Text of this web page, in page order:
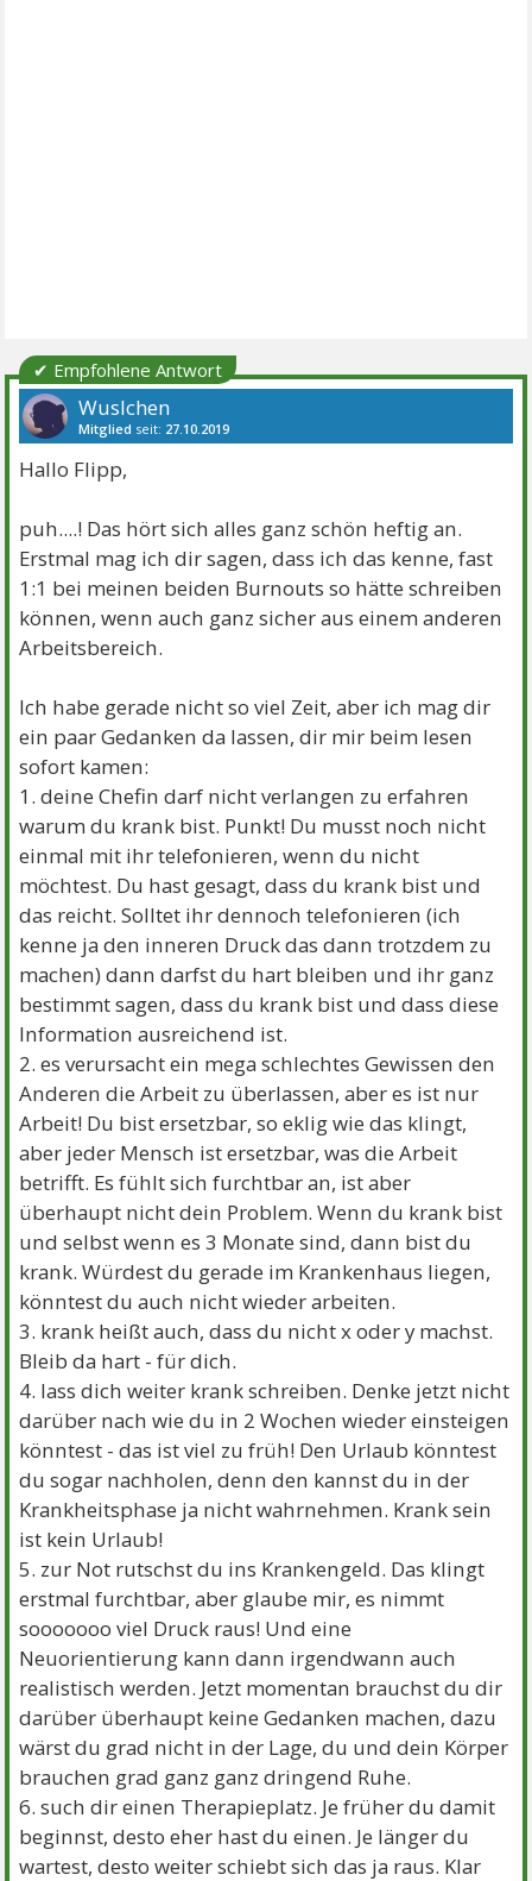
✔ Empfohlene Antwort
Wuslchen
Mitglied seit: 27.10.2019
Hallo Flipp,
puh....! Das hört sich alles ganz schön heftig an.
Erstmal mag ich dir sagen, dass ich das kenne, fast
1:1 bei meinen beiden Burnouts so hätte schreiben
können, wenn auch ganz sicher aus einem anderen
Arbeitsbereich.
Ich habe gerade nicht so viel Zeit, aber ich mag dir
ein paar Gedanken da lassen, dir mir beim lesen
sofort kamen:
1. deine Chefin darf nicht verlangen zu erfahren
warum du krank bist. Punkt! Du musst noch nicht
einmal mit ihr telefonieren, wenn du nicht
möchtest. Du hast gesagt, dass du krank bist und
das reicht. Solltet ihr dennoch telefonieren (ich
kenne ja den inneren Druck das dann trotzdem zu
machen) dann darfst du hart bleiben und ihr ganz
bestimmt sagen, dass du krank bist und dass diese
Information ausreichend ist.
2. es verursacht ein mega schlechtes Gewissen den
Anderen die Arbeit zu überlassen, aber es ist nur
Arbeit! Du bist ersetzbar, so eklig wie das klingt,
aber jeder Mensch ist ersetzbar, was die Arbeit
betrifft. Es fühlt sich furchtbar an, ist aber
überhaupt nicht dein Problem. Wenn du krank bist
und selbst wenn es 3 Monate sind, dann bist du
krank. Würdest du gerade im Krankenhaus liegen,
könntest du auch nicht wieder arbeiten.
3. krank heißt auch, dass du nicht x oder y machst.
Bleib da hart - für dich.
4. lass dich weiter krank schreiben. Denke jetzt nicht
darüber nach wie du in 2 Wochen wieder einsteigen
könntest - das ist viel zu früh! Den Urlaub könntest
du sogar nachholen, denn den kannst du in der
Krankheitsphase ja nicht wahrnehmen. Krank sein
ist kein Urlaub!
5. zur Not rutschst du ins Krankengeld. Das klingt
erstmal furchtbar, aber glaube mir, es nimmt
sooooooo viel Druck raus! Und eine
Neuorientierung kann dann irgendwann auch
realistisch werden. Jetzt momentan brauchst du dir
darüber überhaupt keine Gedanken machen, dazu
wärst du grad nicht in der Lage, du und dein Körper
brauchen grad ganz ganz dringend Ruhe.
6. such dir einen Therapieplatz. Je früher du damit
beginnst, desto eher hast du einen. Je länger du
wartest, desto weiter schiebt sich das ja raus. Klar